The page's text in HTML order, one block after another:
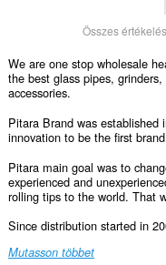
Összes
We are one stop wholesale
the best glass pipes,
accessories.
Pitara Brand was
innovation to be the first
Pitara main goal was to
experienced and
rolling tips to the world. That
Since distribution started in
Mutasson többet